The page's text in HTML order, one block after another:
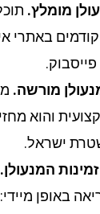
מומלץ.תוכלו
באתרי
מורשה.
והוא מחזיק
ישראל.
המנעולן.
מיידי: